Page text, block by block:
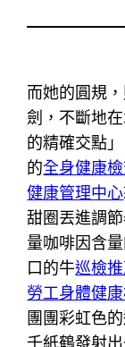
而她的圓規
劍，不斷地
的精確交點
的全身健康
健康管理中心
甜圈丟進調
量咖啡因含
口的牛巡檢
勞工身體健
團團彩虹色
千紙鶴發射